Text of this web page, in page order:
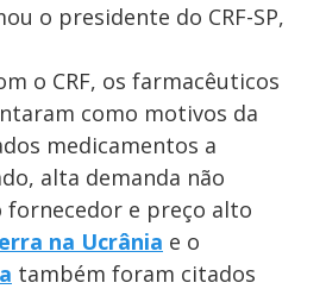
o presidente do CRF-SP,
o CRF, os farmacêuticos
como motivos da
medicamentos a
alta demanda não
fornecedor e preço alto
na Ucrânia e o
também foram citados